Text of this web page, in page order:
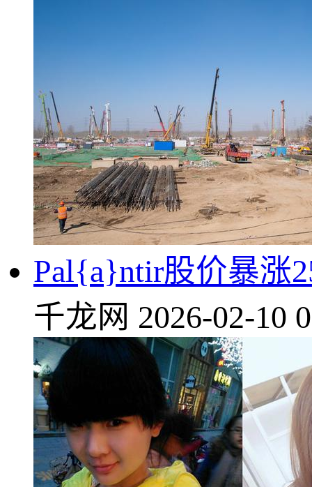
Pal{a}ntir股价暴涨
千龙网 2026-02-10